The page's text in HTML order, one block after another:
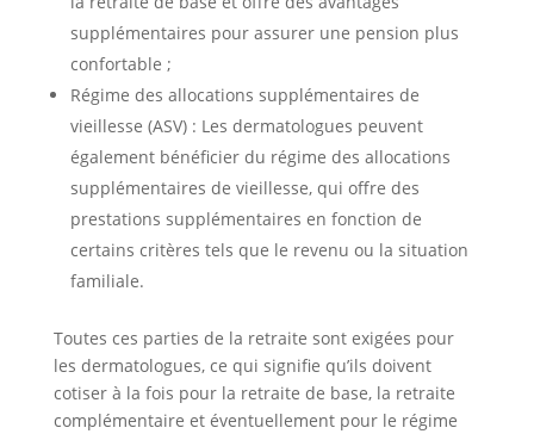
supplémentaires pour assurer une pension plus
confortable ;
Régime des allocations supplémentaires de
vieillesse (ASV) : Les dermatologues peuvent
également bénéficier du régime des allocations
supplémentaires de vieillesse, qui offre des
prestations supplémentaires en fonction de
certains critères tels que le revenu ou la situation
familiale.
Toutes ces parties de la retraite sont exigées pour
les dermatologues, ce qui signifie qu’ils doivent
cotiser à la fois pour la retraite de base, la retraite
complémentaire et éventuellement pour le régime